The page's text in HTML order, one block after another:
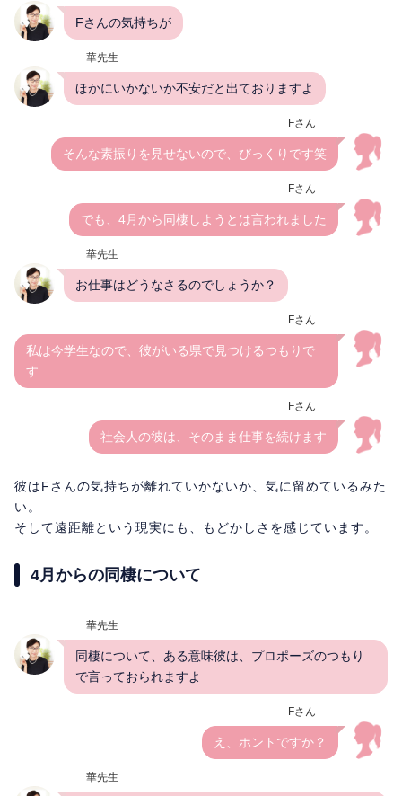
Fさんの気持ちが
華先生
ほかにいかないか不安だと出ておりますよ
Fさん
そんな素振りを見せないので、びっくりです笑
Fさん
でも、4月から同棲しようとは言われました
華先生
お仕事はどうなさるのでしょうか？
Fさん
私は今学生なので、彼がいる県で見つけるつもりで
す
Fさん
社会人の彼は、そのまま仕事を続けます
彼はFさんの気持ちが離れていかないか、気に留めているみた
い。
そして遠距離という現実にも、もどかしさを感じています。
4月からの同棲について
華先生
同棲について、ある意味彼は、プロポーズのつもり
で言っておられますよ
Fさん
え、ホントですか？
華先生